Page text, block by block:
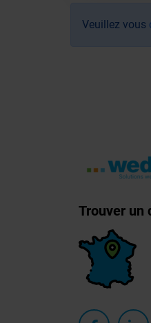
Veuillez vous
Trouver un